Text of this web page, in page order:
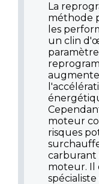
La
méthode
les
un clin
moteur
risques
carburant
moteur. Il